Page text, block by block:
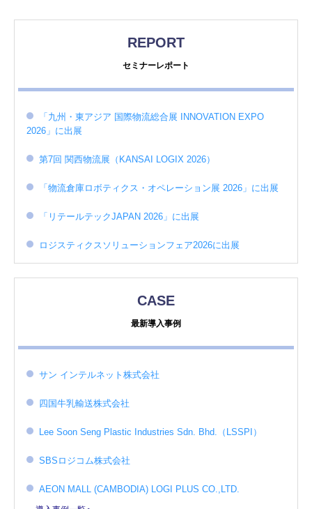
REPORT
セミナーレポート
「九州・東アジア 国際物流総合展 INNOVATION EXPO
2026」に出展
第7回 関西物流展（KANSAI LOGIX 2026）
「物流倉庫ロボティクス・オペレーション展 2026」に出展
「リテールテックJAPAN 2026」に出展
ロジスティクスソリューションフェア2026に出展
CASE
最新導入事例
サン インテルネット株式会社
四国牛乳輸送株式会社
Lee Soon Seng Plastic Industries Sdn. Bhd.（LSSPI）
SBSロジコム株式会社
AEON MALL (CAMBODIA) LOGI PLUS CO.,LTD.